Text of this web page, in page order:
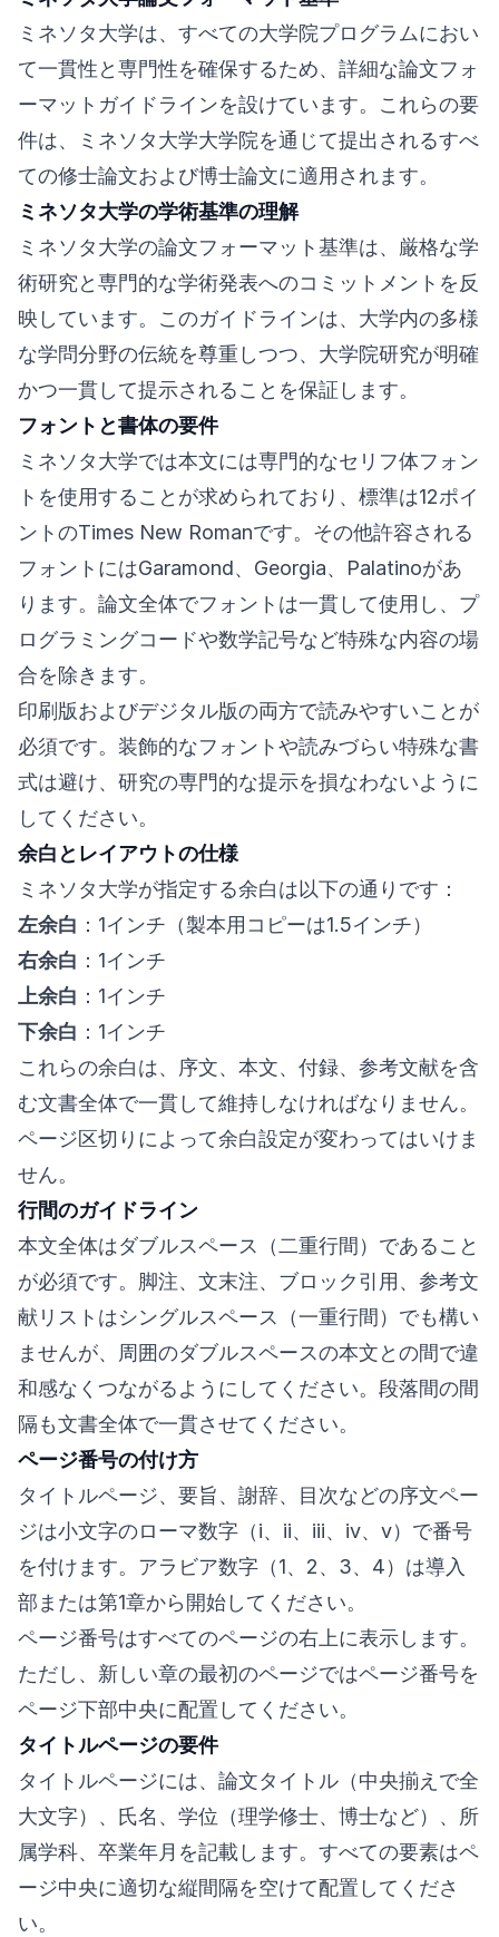
ミネソタ大学は、すべての大学院プログラムにおい
て一貫性と専門性を確保するため、詳細な論文フォ
ーマットガイドラインを設けています。これらの要
件は、ミネソタ大学大学院を通じて提出されるすべ
ての修士論文および博士論文に適用されます。
ミネソタ大学の学術基準の理解
ミネソタ大学の論文フォーマット基準は、厳格な学
術研究と専門的な学術発表へのコミットメントを反
映しています。このガイドラインは、大学内の多様
な学問分野の伝統を尊重しつつ、大学院研究が明確
かつ一貫して提示されることを保証します。
フォントと書体の要件
ミネソタ大学では本文には専門的なセリフ体フォン
トを使用することが求められており、標準は12ポイ
ントのTimes New Romanです。その他許容される
フォントにはGaramond、Georgia、Palatinoがあ
ります。論文全体でフォントは一貫して使用し、プ
ログラミングコードや数学記号など特殊な内容の場
合を除きます。
印刷版およびデジタル版の両方で読みやすいことが
必須です。装飾的なフォントや読みづらい特殊な書
式は避け、研究の専門的な提示を損なわないように
してください。
余白とレイアウトの仕様
ミネソタ大学が指定する余白は以下の通りです：
左余白 ：1インチ（製本用コピーは1.5インチ）
右余白 ：1インチ
上余白 ：1インチ
下余白 ：1インチ
これらの余白は、序文、本文、付録、参考文献を含
む文書全体で一貫して維持しなければなりません。
ページ区切りによって余白設定が変わってはいけま
せん。
行間のガイドライン
本文全体はダブルスペース（二重行間）であること
が必須です。脚注、文末注、ブロック引用、参考文
献リストはシングルスペース（一重行間）でも構い
ませんが、周囲のダブルスペースの本文との間で違
和感なくつながるようにしてください。段落間の間
隔も文書全体で一貫させてください。
ページ番号の付け方
タイトルページ、要旨、謝辞、目次などの序文ペー
ジは小文字のローマ数字（i、ii、iii、iv、v）で番号
を付けます。アラビア数字（1、2、3、4）は導入
部または第1章から開始してください。
ページ番号はすべてのページの右上に表示します。
ただし、新しい章の最初のページではページ番号を
ページ下部中央に配置してください。
タイトルページの要件
タイトルページには、論文タイトル（中央揃えで全
大文字）、氏名、学位（理学修士、博士など）、所
属学科、卒業年月を記載します。すべての要素はペ
ージ中央に適切な縦間隔を空けて配置してくださ
い。